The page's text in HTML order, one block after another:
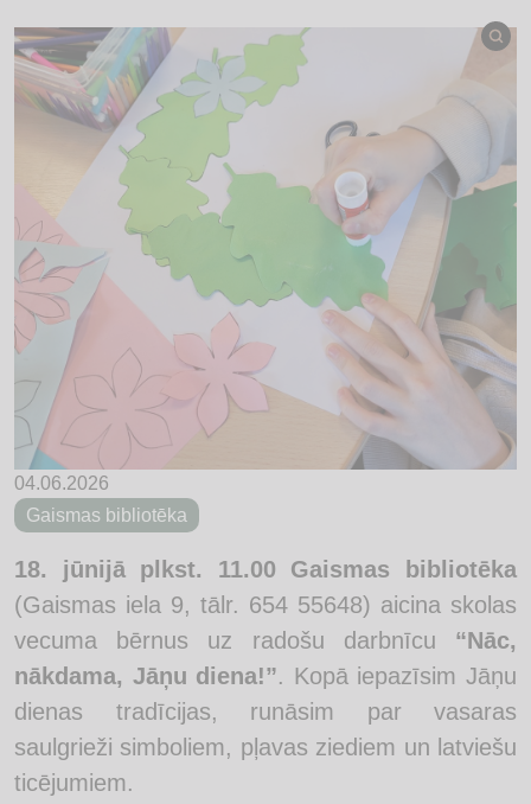
04.06.2026
Gaismas bibliotēka
18. jūnijā plkst. 11.00 Gaismas bibliotēka
(Gaismas iela 9, tālr. 654 55648) aicina skolas
vecuma bērnus uz radošu darbnīcu “Nāc,
nākdama, Jāņu diena!”. Kopā iepazīsim Jāņu
dienas tradīcijas, runāsim par vasaras
saulgrieži simboliem, pļavas ziediem un latviešu
ticējumiem.